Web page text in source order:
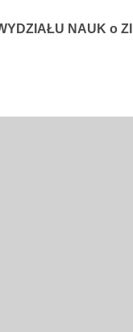
NAUK o